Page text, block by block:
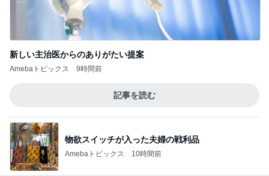
ジャンル人気記事ランキング
1
589話 「経験を生かす」という言葉は猫様
には通用しない
2
うちの魔王さま。